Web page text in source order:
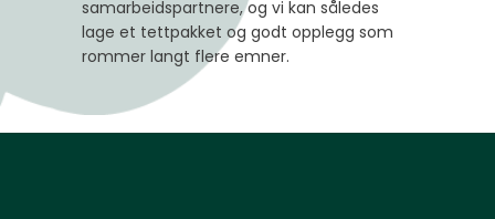
samarbeidspartnere, og vi kan således
lage et tettpakket og godt opplegg som
rommer langt flere emner.